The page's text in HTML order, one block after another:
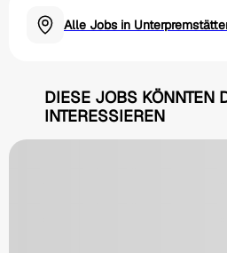
Alle Jobs in
DIESE JOBS KÖNNTEN
INTERESSIEREN